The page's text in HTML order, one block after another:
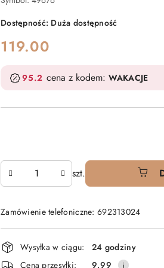
Dostępność: Duża dostępność
cena:
119.00
95.2 cena z kodem: WAKACJE
szt.
Zamówienie telefoniczne: 692313024
Dostępność
i
Wysyłka w ciągu:
24 godziny
Cena przesyłki:
9.99